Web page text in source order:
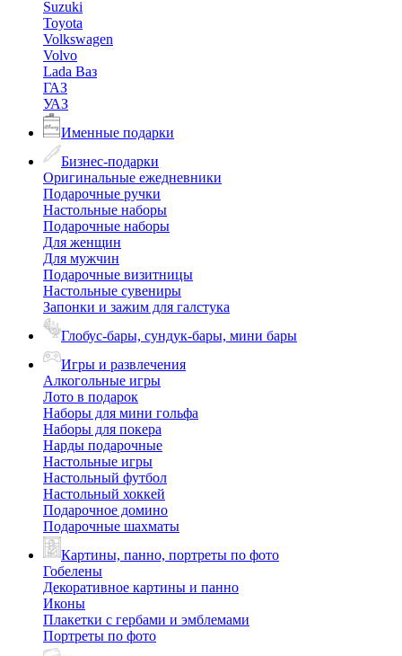
Suzuki
Toyota
Volkswagen
Volvo
Lada Ваз
ГАЗ
УАЗ
Именные подарки
Бизнес-подарки
Оригинальные ежедневники
Подарочные ручки
Настольные наборы
Подарочные наборы
Для женщин
Для мужчин
Подарочные визитницы
Настольные сувениры
Запонки и зажим для галстука
Глобус-бары, сундук-бары, мини бары
Игры и развлечения
Алкогольные игры
Лото в подарок
Наборы для мини гольфа
Наборы для покера
Нарды подарочные
Настольные игры
Настольный футбол
Настольный хоккей
Подарочное домино
Подарочные шахматы
Картины, панно, портреты по фото
Гобелены
Декоративное картины и панно
Иконы
Плакетки с гербами и эмблемами
Портреты по фото